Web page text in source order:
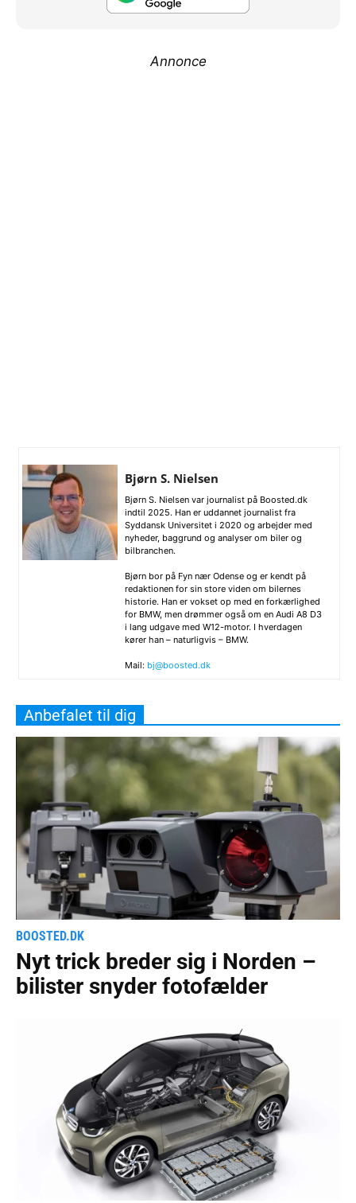
Annonce
Bjørn S. Nielsen
Bjørn S. Nielsen var journalist på Boosted.dk
indtil 2025. Han er uddannet journalist fra
Syddansk Universitet i 2020 og arbejder med
nyheder, baggrund og analyser om biler og
bilbranchen.
Bjørn bor på Fyn nær Odense og er kendt på
redaktionen for sin store viden om bilernes
historie. Han er vokset op med en forkærlighed
for BMW, men drømmer også om en Audi A8 D3
i lang udgave med W12-motor. I hverdagen
kører han – naturligvis – BMW.
Mail: bj@boosted.dk